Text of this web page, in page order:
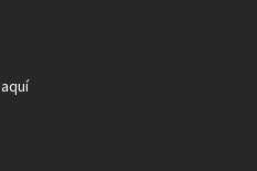
aquí